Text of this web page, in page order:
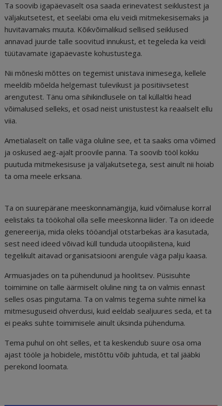
Ta soovib igapäevaselt osa saada erinevatest seiklustest ja
väljakutsetest, et seeläbi oma elu veidi mitmekesisemaks ja
huvitavamaks muuta. Kõikvõimalikud sellised seiklused
annavad juurde talle soovitud innukust, et tegeleda ka veidi
tüütavamate igapäevaste kohustustega.
Nii mõneski mõttes on tegemist unistava inimesega, kellele
meeldib mõelda helgemast tulevikust ja positiivsetest
arengutest. Tänu oma sihikindlusele on tal küllaltki head
võimalused selleks, et osad neist unistustest ka reaalselt ellu
viia.
Ametialaselt on talle väga oluline see, et ta saaks oma võimed
ja oskused aeg-ajalt proovile panna. Ta soovib tööl kokku
puutuda mitmekesisuse ja väljakutsetega, sest ainult nii hoiab
ta oma meele erksana.
Ta on suurepärane meeskonnamängija, kuid võimaluse korral
eelistaks ta töökohal olla selle meeskonna liider. Ta on ideede
genereerija, mida oleks tööandjal otstarbekas ära kasutada,
sest need ideed võivad küll tunduda utoopilistena, kuid
tegelikult aitavad organisatsiooni arengule väga palju kaasa.
Armuasjades on ta pühendunud ja hoolitsev. Püsisuhte
toimimine on talle äärmiselt oluline ning ta on valmis ennast
selles osas pingutama. Ta on valmis tegema suhte nimel ka
mitmesuguseid ohverdusi, kuid eeldab sealjuures seda, et ta
ei peaks suhte toimimisele ainult üksinda pühenduma.
Tema puhul on oht selles, et ta keskendub suure osa oma
ajast tööle ja hobidele, mistõttu võib juhtuda, et tal jääbki
perekond loomata.